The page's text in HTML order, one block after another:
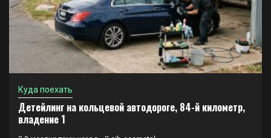
Куда поехать
Детейлинг на кольцевой автодороге, 84-й километр,
владение 1